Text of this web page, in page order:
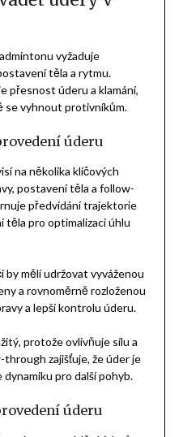
vyžaduje
těla a rytmu.
přesnost úderu a klamání,
se vyhnout protivníkům.
úderu
na několika klíčových
postavení těla a follow-
předvídání trajektorie
těla pro optimalizaci úhlu
by měli udržovat vyváženou
a rovnoměrně rozloženou
a lepší kontrolu úderu.
protože ovlivňuje sílu a
zajišťuje, že úder je
pro další pohyb.
úderu